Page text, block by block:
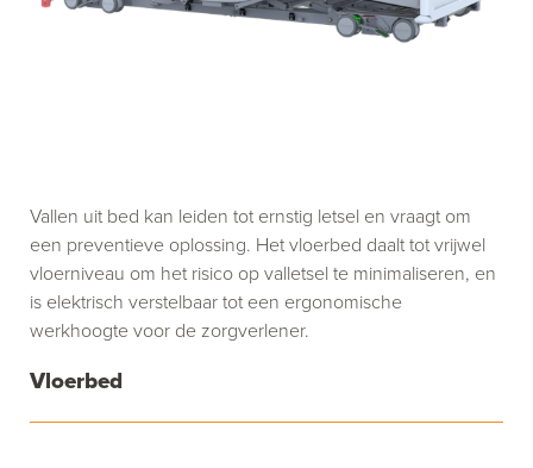
Vloerbed
Vallen uit bed kan leiden tot ernstig letsel en vraagt om
een preventieve oplossing. Het vloerbed daalt tot vrijwel
vloerniveau om het risico op valletsel te minimaliseren, en
is elektrisch verstelbaar tot een ergonomische
werkhoogte voor de zorgverlener.